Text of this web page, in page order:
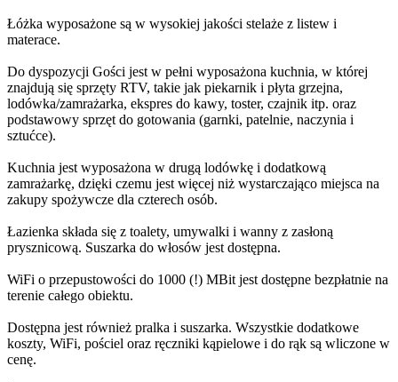
Łóżka wyposażone są w wysokiej jakości stelaże z listew i
materace.
Do dyspozycji Gości jest w pełni wyposażona kuchnia, w której
znajdują się sprzęty RTV, takie jak piekarnik i płyta grzejna,
lodówka/zamrażarka, ekspres do kawy, toster, czajnik itp. oraz
podstawowy sprzęt do gotowania (garnki, patelnie, naczynia i
sztućce).
Kuchnia jest wyposażona w drugą lodówkę i dodatkową
zamrażarkę, dzięki czemu jest więcej niż wystarczająco miejsca na
zakupy spożywcze dla czterech osób.
Łazienka składa się z toalety, umywalki i wanny z zasłoną
prysznicową. Suszarka do włosów jest dostępna.
WiFi o przepustowości do 1000 (!) MBit jest dostępne bezpłatnie na
terenie całego obiektu.
Dostępna jest również pralka i suszarka. Wszystkie dodatkowe
koszty, WiFi, pościel oraz ręczniki kąpielowe i do rąk są wliczone w
cenę.